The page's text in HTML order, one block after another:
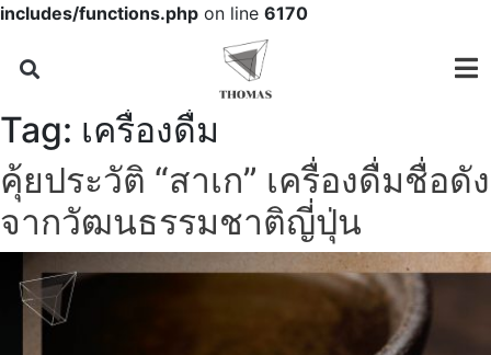
includes/functions.php on line 6170
Tag: เครื่องดื่ม
คุ้ยประวัติ “สาเก” เครื่องดื่มชื่อดัง
จากวัฒนธรรมชาติญี่ปุ่น